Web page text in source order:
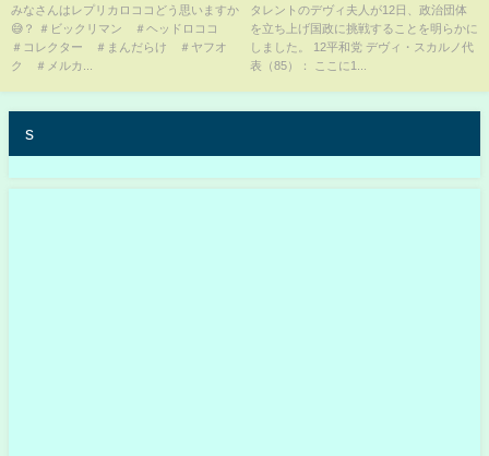
してもらった！
みなさんはレプリカロココどう思いますか
😅？ ＃ビックリマン ＃ヘッドロココ
＃コレクター ＃まんだらけ ＃ヤフオ
ク ＃メルカ...
挑戦 犬猫の食用禁止法制化目
指す 参謀には“選挙の神様”・
藤川晋之助氏も
タレントのデヴィ夫人が12日、政治団体
を立ち上げ国政に挑戦することを明らかに
しました。 12平和党 デヴィ・スカルノ代
表（85）： ここに1...
s